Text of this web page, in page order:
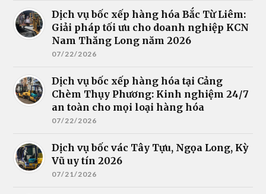
Dịch vụ bốc xếp hàng hóa Bắc Từ Liêm:
Giải pháp tối ưu cho doanh nghiệp KCN
Nam Thăng Long năm 2026
07/22/2026
Dịch vụ bốc xếp hàng hóa tại Cảng
Chèm Thụy Phương: Kinh nghiệm 24/7
an toàn cho mọi loại hàng hóa
07/22/2026
Dịch vụ bốc vác Tây Tựu, Ngọa Long, Kỳ
Vũ uy tín 2026
07/21/2026